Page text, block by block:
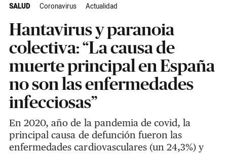
SALUD Coronavirus Actualidad
Hantavirus y paranoia
colectiva: “La causa de
muerte principal en España
no son las enfermedades
infecciosas”
En 2020, año de la pandemia de covid, la
principal causa de defunción fueron las
enfermedades cardiovasculares (un 24,3%) y